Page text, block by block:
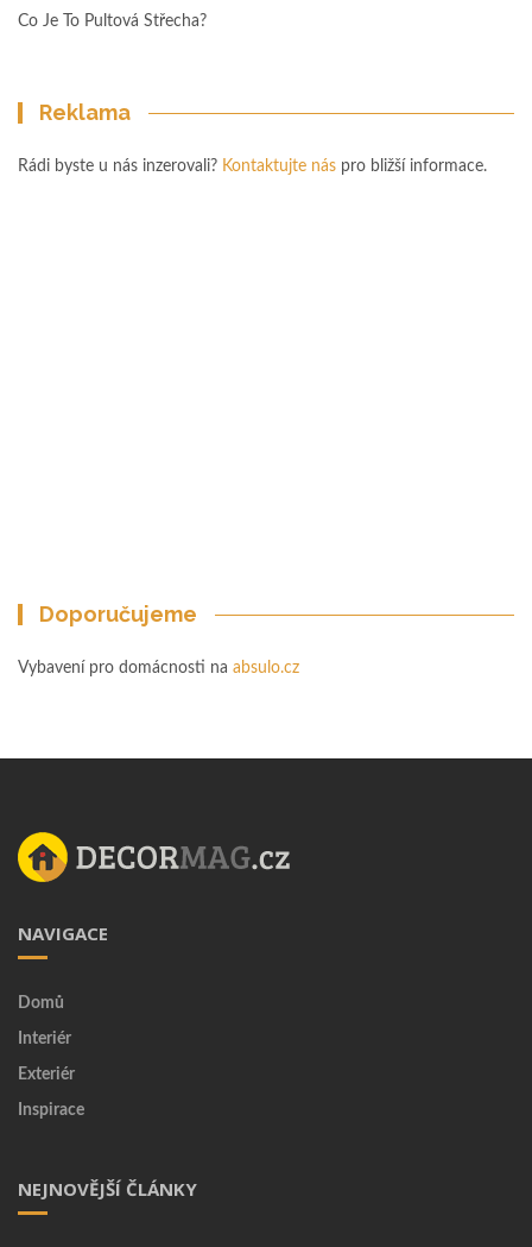
Co Je To Pultová Střecha?
Reklama
Rádi byste u nás inzerovali? Kontaktujte nás pro bližší informace.
Doporučujeme
Vybavení pro domácnosti na absulo.cz
NAVIGACE
Domů
Interiér
Exteriér
Inspirace
NEJNOVĚJŠÍ ČLÁNKY